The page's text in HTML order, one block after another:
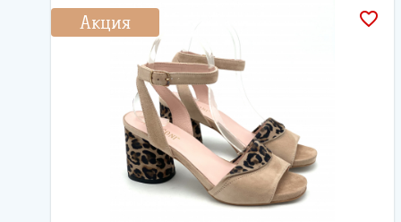
Акция favorite_border